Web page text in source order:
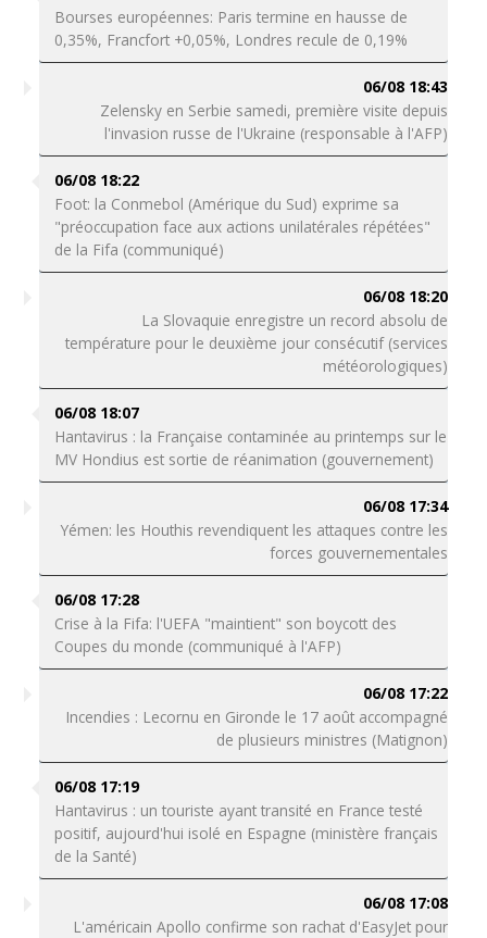
Bourses européennes: Paris termine en hausse de
0,35%, Francfort +0,05%, Londres recule de 0,19%
06/08 18:43
Zelensky en Serbie samedi, première visite depuis
l'invasion russe de l'Ukraine (responsable à l'AFP)
06/08 18:22
Foot: la Conmebol (Amérique du Sud) exprime sa
"préoccupation face aux actions unilatérales répétées"
de la Fifa (communiqué)
06/08 18:20
La Slovaquie enregistre un record absolu de
température pour le deuxième jour consécutif (services
météorologiques)
06/08 18:07
Hantavirus : la Française contaminée au printemps sur le
MV Hondius est sortie de réanimation (gouvernement)
06/08 17:34
Yémen: les Houthis revendiquent les attaques contre les
forces gouvernementales
06/08 17:28
Crise à la Fifa: l'UEFA "maintient" son boycott des
Coupes du monde (communiqué à l'AFP)
06/08 17:22
Incendies : Lecornu en Gironde le 17 août accompagné
de plusieurs ministres (Matignon)
06/08 17:19
Hantavirus : un touriste ayant transité en France testé
positif, aujourd'hui isolé en Espagne (ministère français
de la Santé)
06/08 17:08
L'américain Apollo confirme son rachat d'EasyJet pour